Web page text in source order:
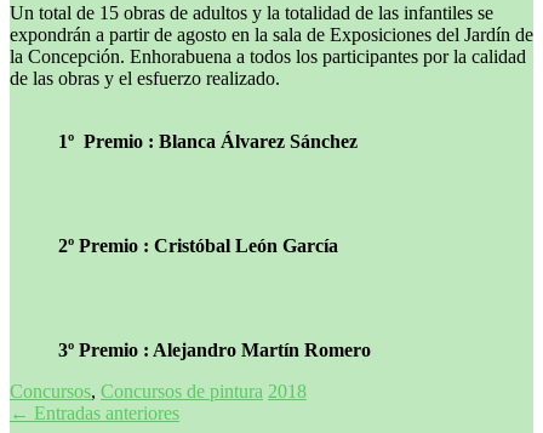
Un total de 15 obras de adultos y la totalidad de las infantiles se
expondrán a partir de agosto en la sala de Exposiciones del Jardín de
la Concepción. Enhorabuena a todos los participantes por la calidad
de las obras y el esfuerzo realizado.
1º Premio : Blanca Álvarez Sánchez
2º Premio : Cristóbal León García
3º Premio : Alejandro Martín Romero
Concursos, Concursos de pintura 2018
Navegación
← Entradas anteriores